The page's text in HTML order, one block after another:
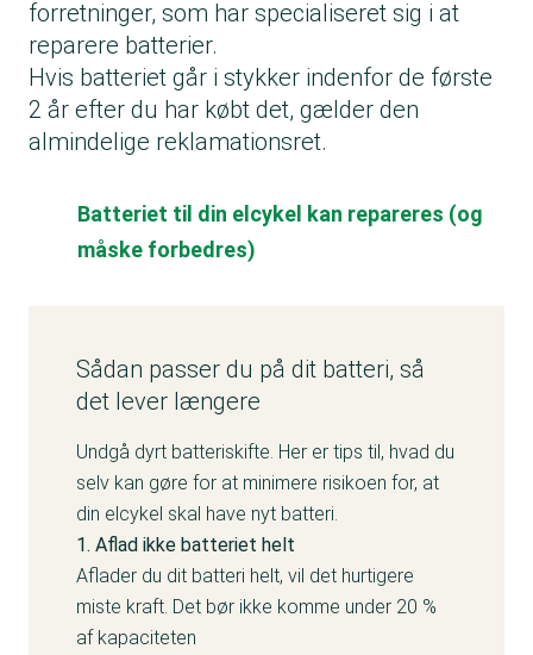
forretninger, som har specialiseret sig i at
reparere batterier.
Hvis batteriet går i stykker indenfor de første
2 år efter du har købt det, gælder den
almindelige reklamationsret.
Batteriet til din elcykel kan repareres (og
måske forbedres)
Sådan passer du på dit batteri, så
det lever længere
Undgå dyrt batteriskifte. Her er tips til, hvad du
selv kan gøre for at minimere risikoen for, at
din elcykel skal have nyt batteri.
1. Aflad ikke batteriet helt
Aflader du dit batteri helt, vil det hurtigere
miste kraft. Det bør ikke komme under 20 %
af kapaciteten